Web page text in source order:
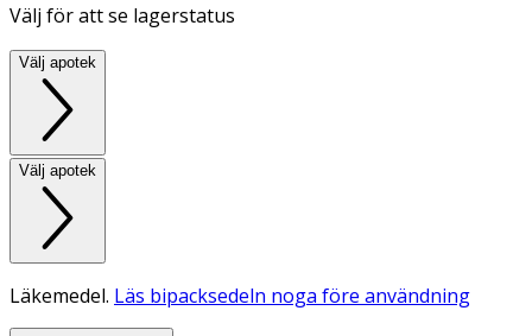
Välj för att se lagerstatus
Välj apotek
Välj apotek
Läkemedel. Läs bipacksedeln noga före användning